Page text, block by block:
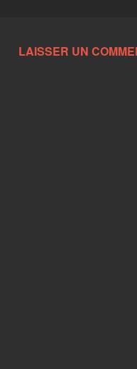
LAISSER UN